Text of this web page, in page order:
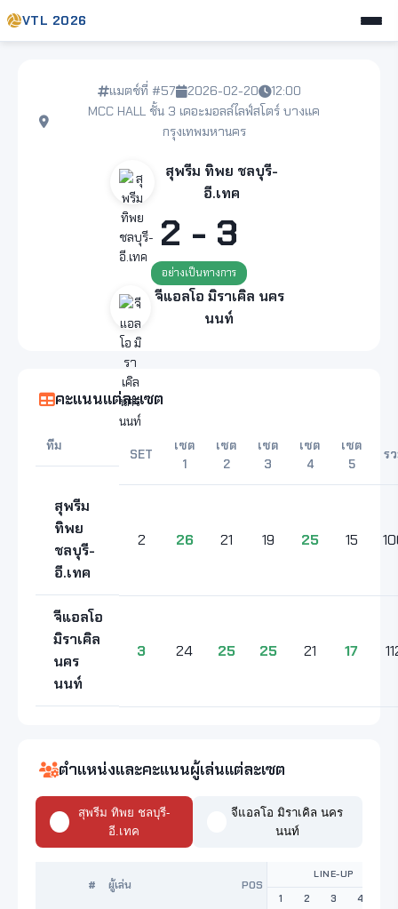
VTL 2026
แมตช์ที่ #57 2026-02-20
12:00
MCC HALL ชั้น 3 เดอะมอลล์ไลฟ์สโตร์ บางแค
กรุงเทพมหานคร
สุพรีม ทิพย ชลบุรี-
อี.เทค
2 - 3
อย่างเป็นทางการ
จีแอลโอ มิราเคิล นคร
นนท์
คะแนนแต่ละเซต
ทีม
SET
เซต
1
เซต
2
เซต
3
เซต
4
เซต
5
ร
สุพรีม
ทิพย
ชลบุรี-
อี.เทค
2 26 21 19 25 15
จีแอลโอ
มิราเคิล
นคร
นนท์
3 24 25 25 21 17
ตำแหน่งและคะแนนผู้เล่นแต่ละเซต
สุพรีม ทิพย ชลบุรี-
อี.เทค
จีแอลโอ มิราเคิล นคร
นนท์
# ผู้เล่น POS
LINE-UP
1 2 3 4